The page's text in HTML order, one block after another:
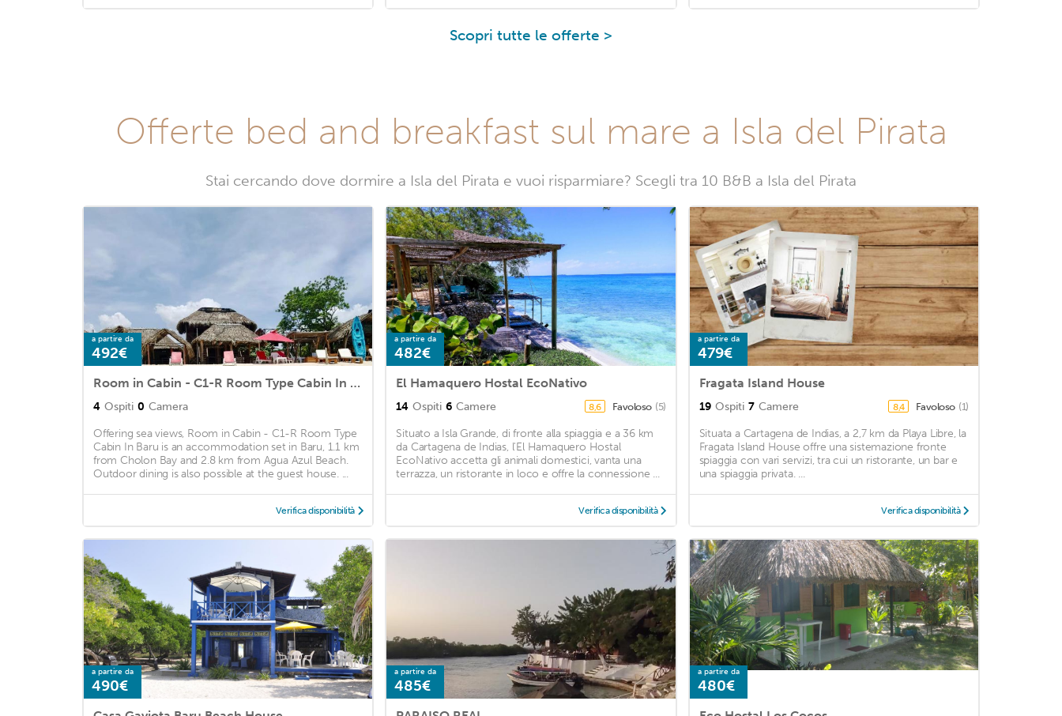
Scopri tutte le offerte >
Offerte bed and breakfast sul mare a Isla del Pirata
Stai cercando dove dormire a Isla del Pirata e vuoi risparmiare? Scegli tra 10 B&B a Isla del Pirata
a partire da
492€
Room in Cabin - C1-R Room Type Cabin In Baru
4 Ospiti 0 Camera
Offering sea views, Room in Cabin - C1-R Room Type
Cabin In Baru is an accommodation set in Baru, 1.1 km
from Cholon Bay and 2.8 km from Agua Azul Beach.
Outdoor dining is also possible at the guest house. ...
Verifica disponibilità
a partire da
482€
El Hamaquero Hostal EcoNativo
14 Ospiti 6 Camere 8,6 Favoloso (5)
Situato a Isla Grande, di fronte alla spiaggia e a 36 km
da Cartagena de Indias, l'El Hamaquero Hostal
EcoNativo accetta gli animali domestici, vanta una
terrazza, un ristorante in loco e offre la connessione ...
Verifica disponibilità
a partire da
479€
Fragata Island House
19 Ospiti 7 Camere 8,4 Favoloso (1)
Situata a Cartagena de Indias, a 2,7 km da Playa Libre, la
Fragata Island House offre una sistemazione fronte
spiaggia con vari servizi, tra cui un ristorante, un bar e
una spiaggia privata. ...
Verifica disponibilità
a partire da
490€
a partire da
485€
a partire da
480€